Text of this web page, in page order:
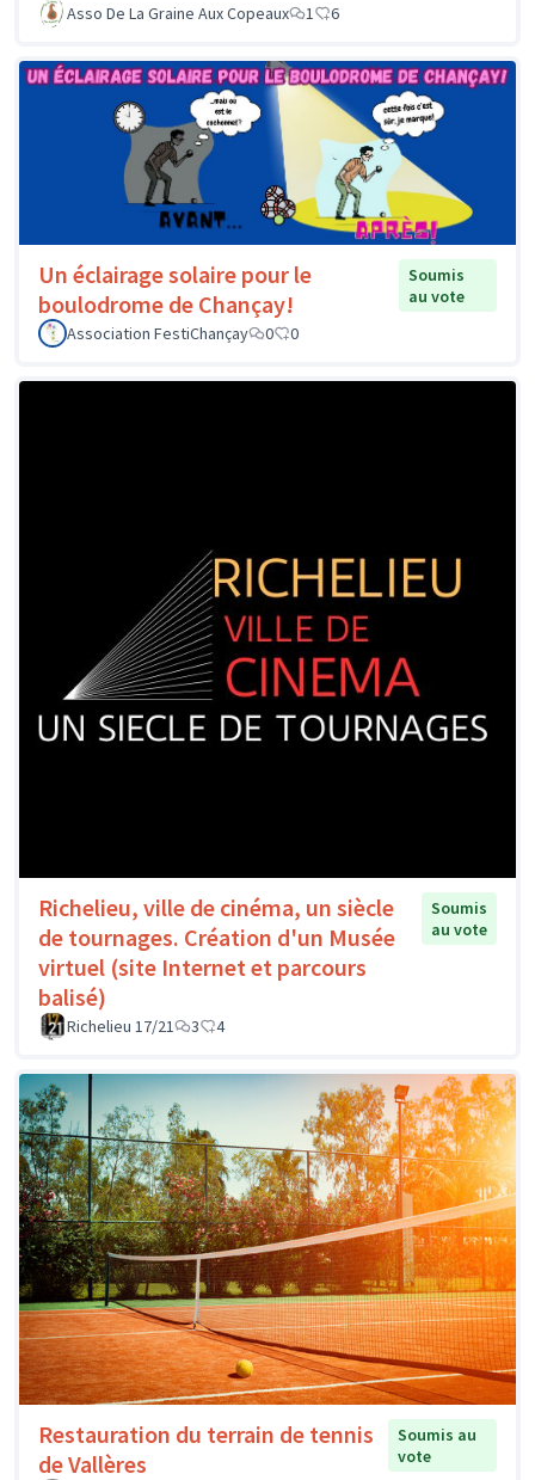
Asso De La Graine Aux Copeaux
1 6
Un éclairage solaire pour le
boulodrome de Chançay!
Soumis
au vote
Association FestiChançay
0 0
Richelieu, ville de cinéma, un siècle
de tournages. Création d'un Musée
virtuel (site Internet et parcours
balisé)
Soumis
au vote
Richelieu 17/21 3 4
Restauration du terrain de tennis
de Vallères
Soumis au
vote